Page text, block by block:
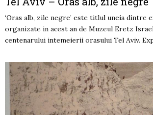
‘Oras alb, zile negre’ este titlul uneia dintre
organizate in acest an de Muzeul Eretz
centenarului intemeierii orasului Tel Aviv.